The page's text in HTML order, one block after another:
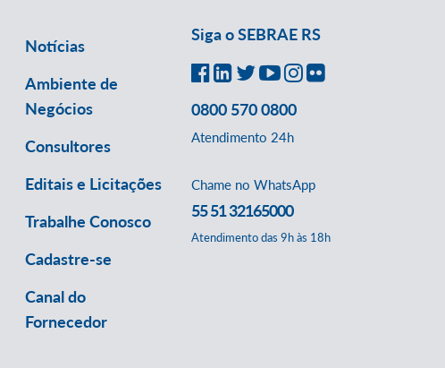
Notícias
Ambiente de
Negócios
Consultores
Editais e Licitações
Trabalhe Conosco
Cadastre-se
Canal do
Fornecedor
Siga o SEBRAE RS
0800 570 0800
Atendimento 24h
Chame no WhatsApp
55 51 32165000
Atendimento das 9h às 18h